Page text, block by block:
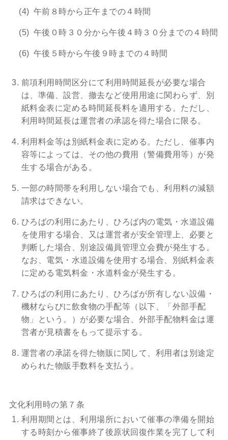
午前８時から正午までの４時間
午後０時３０分から午後４時３０分までの４時間
午後５時から午後９時までの４時間
前項利用時間区分にて利用時間延長が必要な場合
は、準備、設営、撤去など使用用途に関わらず、別
紙料金表に定める時間延長料を適用する。ただし、
利用時間延長は運営者の承認を得た場合に限る。
利用料金等は別紙料金表に定める。ただし、催事内
容等によっては、その他の費用（警備費用等）が発
生する場合がある。
一部の時間帯を利用しない場合でも、利用料の減額
請求はできない。
ひろばの利用にあたり、ひろば内の電気・水道設備
を使用する場合、又は運営者が安全管理上、必要と
判断した場合、別途設備員管理立会費が発生する。
なお、電気・水道設備を使用する場合、別紙料金表
に定める電気料金・水道料金が発生する。
ひろばの利用にあたり、ひろばが所有しない設備・
機材ならびに飲食物の手配等（以下、「外部手配
物」という。）が必要な場合、外部手配物料金は運
営者が見積書をもって提示する。
運営者の承諾を得た物販に関して、利用者は別途定
められた物販手数料を支払う。
文化利用時の第７条
利用期間とは、利用場所において催事の準備を開始
する時刻から催事終了後原状回復作業を完了して利